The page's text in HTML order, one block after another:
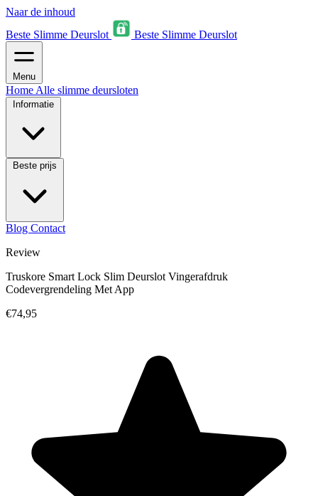
Naar de inhoud
Beste Slimme Deurslot
Beste Slimme Deurslot
Menu
Home Alle slimme deursloten
Informatie
Beste prijs
Blog Contact
Review
Truskore Smart Lock Slim Deurslot Vingerafdruk
Codevergrendeling Met App
€74,95